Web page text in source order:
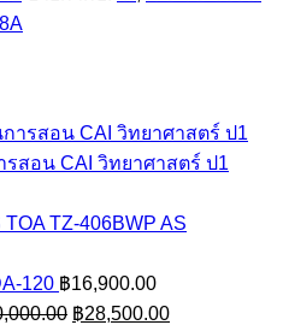
สอน CAI วิทยาศาสตร์ ป1
TOA TZ-406BWP AS
120 ฿16,900.00
Original
฿28,500.00Current